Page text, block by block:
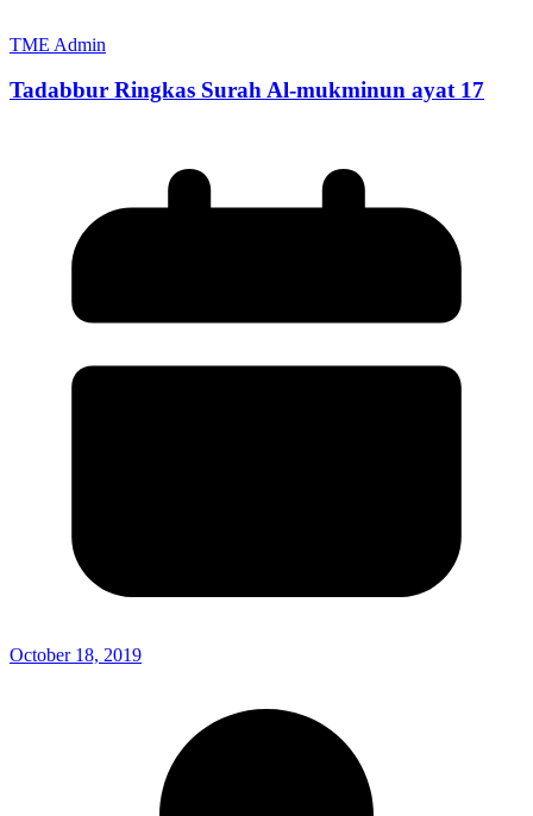
TME Admin
Tadabbur Ringkas Surah Al-mukminun ayat 17
October 18, 2019